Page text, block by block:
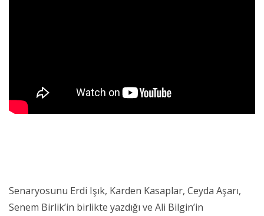
Senaryosunu Erdi Işık, Karden Kasaplar, Ceyda Aşarı,
Senem Birlik’in birlikte yazdığı ve Ali Bilgin’in